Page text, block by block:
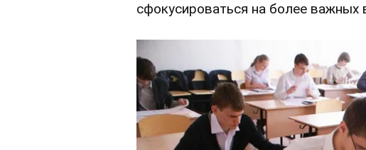
сфокусироваться на более